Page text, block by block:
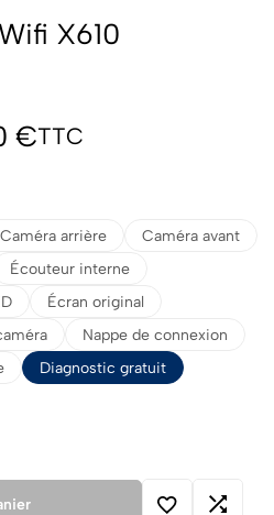
X610
€TTC
Caméra arrière
Caméra avant
Écouteur interne
Écran original
Nappe de connexion
Diagnostic gratuit